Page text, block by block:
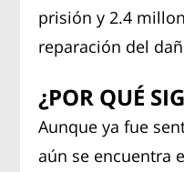
prisión y 2.4
reparación del
¿POR QUÉ
Aunque ya fue
aún se encuentra